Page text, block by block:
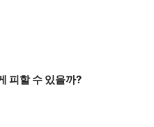
피할 수 있을까?